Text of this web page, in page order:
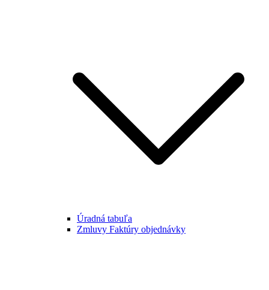
Úradná tabuľa
Zmluvy Faktúry objednávky